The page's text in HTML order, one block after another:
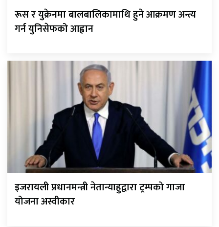
रूस र युक्रेनमा बालबालिकामाथि हुने आक्रमण अन्त्य
गर्न युनिसेफको आह्वान
इजरायली प्रधानमन्त्री नेतान्याहुद्वारा ट्रम्पको गाजा
योजना अस्वीकार